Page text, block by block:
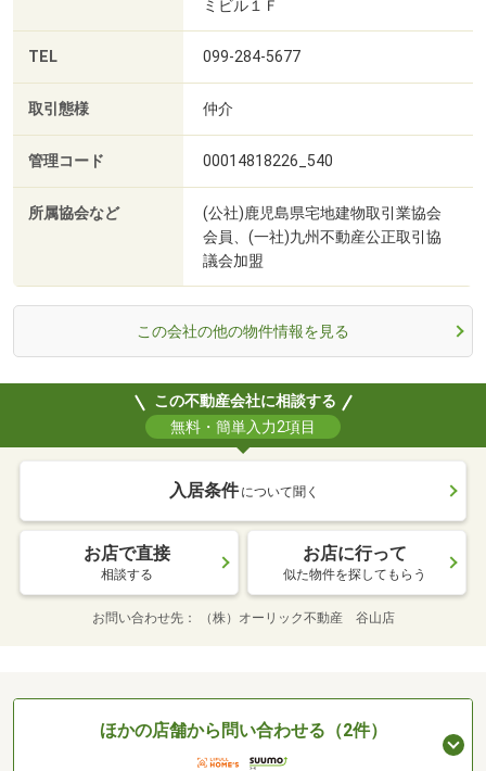
ミビル１Ｆ
TEL 099-284-5677
取引態様 仲介
管理コード 00014818226_540
所属協会など
(公社)鹿児島県宅地建物取引業協会
会員、(一社)九州不動産公正取引協
議会加盟
この会社の他の物件情報を見る
この不動産会社に相談する
無料・簡単入力2項目
入居条件 について聞く
お店で直接
相談する
お店に行って
似た物件を探してもらう
お問い合わせ先 （株）オーリック不動産 谷山店
ほかの店舗から問い合わせる（2件）